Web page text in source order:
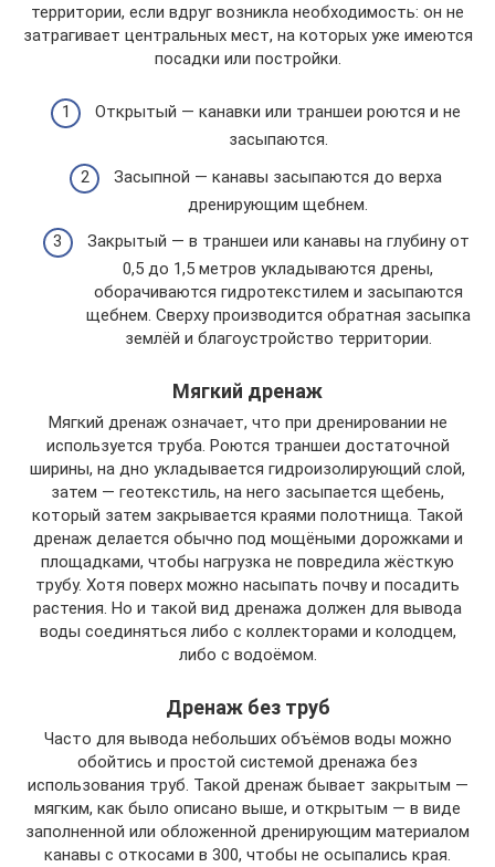
территории, если вдруг возникла необходимость: он не
затрагивает центральных мест, на которых уже имеются
посадки или постройки.
Открытый — канавки или траншеи роются и не
засыпаются.
Засыпной — канавы засыпаются до верха
дренирующим щебнем.
Закрытый — в траншеи или канавы на глубину от
0,5 до 1,5 метров укладываются дрены,
оборачиваются гидротекстилем и засыпаются
щебнем. Сверху производится обратная засыпка
землёй и благоустройство территории.
Мягкий дренаж
Мягкий дренаж означает, что при дренировании не
используется труба. Роются траншеи достаточной
ширины, на дно укладывается гидроизолирующий слой,
затем — геотекстиль, на него засыпается щебень,
который затем закрывается краями полотнища. Такой
дренаж делается обычно под мощёными дорожками и
площадками, чтобы нагрузка не повредила жёсткую
трубу. Хотя поверх можно насыпать почву и посадить
растения. Но и такой вид дренажа должен для вывода
воды соединяться либо с коллекторами и колодцем,
либо с водоёмом.
Дренаж без труб
Часто для вывода небольших объёмов воды можно
обойтись и простой системой дренажа без
использования труб. Такой дренаж бывает закрытым —
мягким, как было описано выше, и открытым — в виде
заполненной или обложенной дренирующим материалом
канавы с откосами в 300, чтобы не осыпались края.